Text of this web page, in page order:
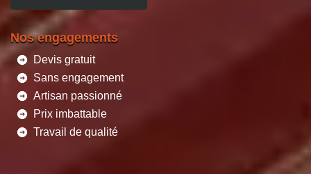
Nos engagements
Devis gratuit
Sans engagement
Artisan passionné
Prix imbattable
Travail de qualité